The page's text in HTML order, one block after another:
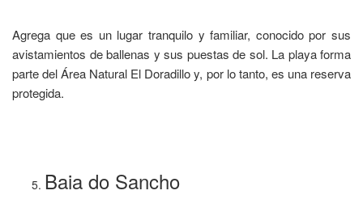
Agrega que es un lugar tranquilo y familiar, conocido por sus
avistamientos de ballenas y sus puestas de sol. La playa forma
parte del Área Natural El Doradillo y, por lo tanto, es una reserva
protegida.
Baia do Sancho